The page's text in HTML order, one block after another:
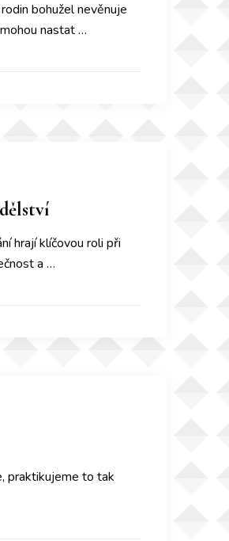
bohužel nevěnuje
nastat …
hrají klíčovou roli při
a …
praktikujeme to tak